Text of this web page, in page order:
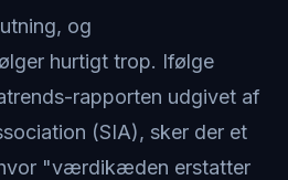
og
hurtigt trop. Ifølge
rapporten udgivet af
(SIA), sker der et
"værdikæden erstatter